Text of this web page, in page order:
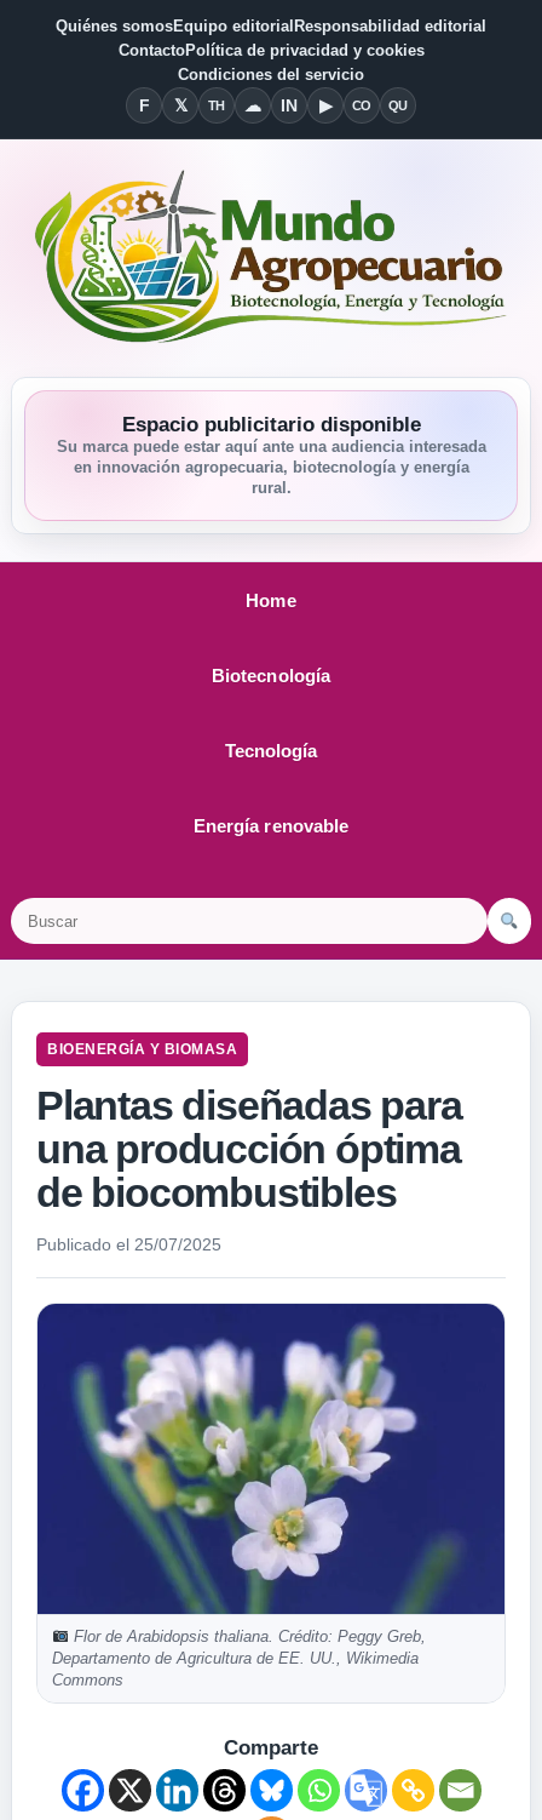
Quiénes somosEquipo editorial Responsabilidad editorial
ContactoPolítica de privacidad y cookies
Condiciones del servicio
FFacebook
𝕏
X THThreads
☁Bluesky
INLinkedin
▶YouTube
COCondiciones del Servicio
QUQuiénes somos
Espacio publicitario disponible
Su marca puede estar aquí ante una audiencia interesada
en innovación agropecuaria, biotecnología y energía
rural.
Home
Biotecnología
Tecnología
Energía renovable
BIOENERGÍA Y BIOMASA
Plantas diseñadas para
una producción óptima
de biocombustibles
Publicado el 25/07/2025
Flor de Arabidopsis thaliana. Crédito: Peggy Greb,
Departamento de Agricultura de EE. UU., Wikimedia
Commons
Comparte